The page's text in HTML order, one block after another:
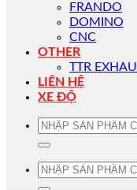
FRANDO
DOMINO
CNC
OTHER
TTR
LIÊN HỆ
XE ĐỘ
Tìm
Tìm